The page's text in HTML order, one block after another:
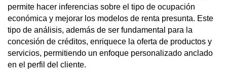
permite hacer inferencias sobre el tipo de ocupación
económica y mejorar los modelos de renta presunta. Este
tipo de análisis, además de ser fundamental para la
concesión de créditos, enriquece la oferta de productos y
servicios, permitiendo un enfoque personalizado anclado
en el perfil del cliente.